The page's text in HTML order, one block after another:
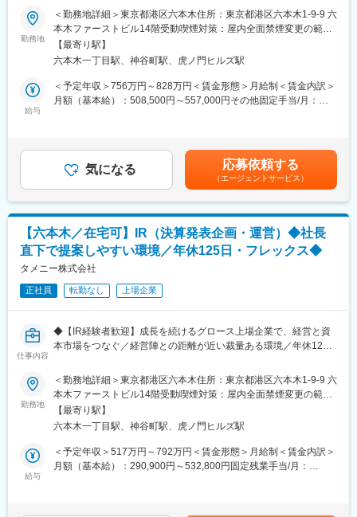
自らを変えていこうとするひたむきな成長意欲です。あなたの本
気が、誰かの人生を、そしてあなた自身の未来を、輝かせる。そ
んな瞬間を、私たちはこの場所で、何度も積み重ねていきたい。
最高に輝く人生の１ページを、ここから描いていきませんか。
■働く環境：
・年間休日120日／月9日休み
・表彰制度多数（MVPは最大100万円）
■概要：
～経営陣の右腕として市場と対話し、企業価値を最大化する～
・これまでの金融機関での折衝経験や、IR・財務としてのキャリ
アを、より経営に近い「裁量のある環境」で発揮しませんか？
・私たちが求めるのは、決算発表や適時開示といった守りのIRを
確実に行いながら、投資家との対話を通じて市場の声を経営にフ
で、これまでの経験を活かしたネクストキャリアを描ける環境で
す。
ュアップなど、既存のIR業務を引き継ぎ、主導していただきま
す。
・単なる資料作成にとどまらず、「機関投資家やアナリストが何
を求めているか」という視点を活かし、エクイティストーリーの
磨き込みや、より伝わる表現への改善を期待しています。
・ゆくゆくは、国内外の機関投資家との1on1ミーティング等フロ
ント対応を中心にお任せし、市場からのダイレクトなフィードバ
ックを経営陣へ還元することで、全社的な企業価値向上を牽引し
てください。
◇社横断的なIR活動全般を、裁量を持ってお任せします。
【決算発表関連業務】
決算短信、開示資料、決算説明会資料の作成およびブラッシュア
ップ
【投資家・アナリスト取材対応】
機関投資家やアナリストとの面談対応（1on1ミーティング等）
勤務地
＜勤務地詳細＞東京都港区六本木住所：東京都港区六本木1-9-9 六
本木ファーストビル14階受動喫煙対策：屋内全面禁煙変更の範
囲：会社の定める事業所（リモートワーク含む）
【最寄り駅】
六本木一丁目駅、神谷町駅、虎ノ門ヒルズ駅
給与
＜予定年収＞756万円～828万円＜賃金形態＞月給制＜賃金内訳＞
月額（基本給）：508,500円～557,000円その他固定手当/月：
315,000 円 ～ 630,000 円（半期賞与)賃金はあくまでも目安の金
額であり、選考を通じて上下する可能性があります。月給(月額)は
固定手当を含めた表記です。
気になる 応募依頼する
（エージェントサービス）
【六本木／在宅可】IR（決算発表企画・運営）◆社長
直下で提案しやすい環境／年休125日・フレックス◆
タメニー株式会社
正社員 転勤なし 上場企業
仕事内容
◆【IR経験者歓迎】成長を続けるグロース上場企業で、経営と資
本市場をつなぐ／経営陣との距離が近い裁量ある環境／年休125
■仕事内容
グロース市場上場企業としてさらなる成長を目指す当社にて、IR
担当をお任せします。
■業務詳細
事業理解を深めていただきながら、決算発表資料の作成や決算説
勤務地
＜勤務地詳細＞東京都港区六本木住所：東京都港区六本木1-9-9 六
本木ファーストビル14階受動喫煙対策：屋内全面禁煙変更の範
囲：会社の定める事業所（リモートワーク含む）
【最寄り駅】
六本木一丁目駅、神谷町駅、虎ノ門ヒルズ駅
給与
＜予定年収＞517万円～792万円＜賃金形態＞月給制＜賃金内訳＞
月額（基本給）：290,900円～532,800円固定残業手当/月：